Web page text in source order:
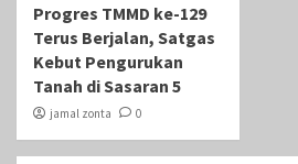
Progres TMMD ke-129
Terus Berjalan, Satgas
Kebut Pengurukan
Tanah di Sasaran 5
jamal zonta 0